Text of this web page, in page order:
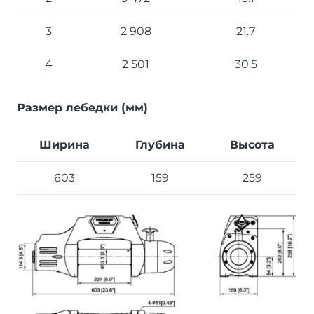
3 2 908 21.7
4 2 501 30.5
Размер лебедки (мм)
Ширина Глубина Высота
603 159 259